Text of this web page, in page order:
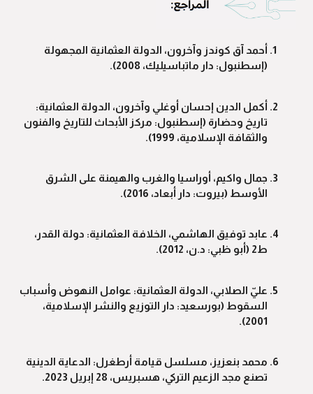
أحمد آق كوندز وآخرون، الدولة العثمانية المجهولة
(إسطنبول: دار ماتباسيليك، 2008).
أكمل الدين إحسان أوغلي وآخرون، الدولة العثمانية:
تاريخ وحضارة (إسطنبول: مركز الأبحاث للتاريخ والفنون
والثقافة الإسلامية، 1999).
جمال واكيم، أوراسيا والغرب والهيمنة على الشرق
الأوسط (بيروت: دار أبعاد، 2016).
عابد توفيق الهاشمي، الخلافة العثمانية: دولة القدر،
ط2 (أبو ظبي: د.ن، 2012).
عليّ الصلابي، الدولة العثمانية: عوامل النهوض وأسباب
السقوط (بورسعيد: دار التوزيع والنشر الإسلامية،
2001).
محمد بنعزيز، مسلسل قيامة أرطغرل: الدعاية الدينية
تصنع مجد الزعيم التركي، هسبريس، 28 إبريل 2023.